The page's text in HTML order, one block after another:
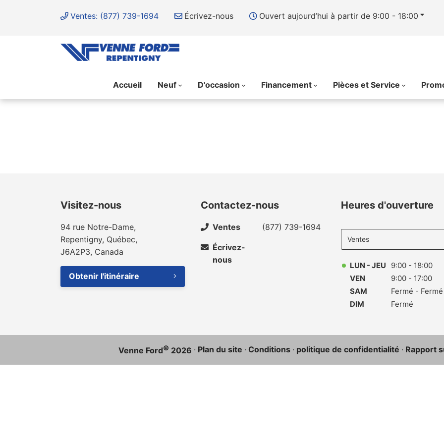
Ventes: (877) 739-1694 Écrivez-nous Ouvert aujourd’hui à partir de 9:00 - 18:00
Accueil Neuf D'occasion Financement Pièces et Service
Visitez-nous
94 rue Notre-Dame,
Repentigny, Québec,
J6A2P3, Canada
Obtenir l'itinéraire
Contactez-nous
Ventes (877) 739-1694
Écrivez-
nous
Heures d'ouverture
department
to display
LUN - JEU
9:00 - 18:00
VEN
9:00 - 17:00
SAM
Fermé - Fermé
DIM
Fermé
Venne Ford© 2026 · Plan du site · Conditions · politique de confidentialité · Rapport